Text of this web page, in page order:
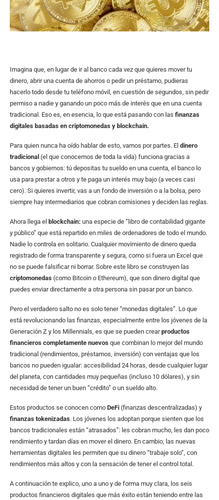
Imagina que, en lugar de ir al banco cada vez que quieres mover tu
dinero, abrir una cuenta de ahorros o pedir un préstamo, pudieras
hacerlo todo desde tu teléfono móvil, en cuestión de segundos, sin pedir
permiso a nadie y ganando un poco más de interés que en una cuenta
tradicional. Eso es, en esencia, lo que está pasando con las finanzas
digitales basadas en criptomonedas y blockchain.
Para quien nunca ha oído hablar de esto, vamos por partes. El dinero
tradicional (el que conocemos de toda la vida) funciona gracias a
bancos y gobiernos: tú depositas tu sueldo en una cuenta, el banco lo
usa para prestar a otros y te paga un interés muy bajo (a veces casi
cero). Si quieres invertir, vas a un fondo de inversión o a la bolsa, pero
siempre hay intermediarios que cobran comisiones y deciden las reglas.
Ahora llega el blockchain: una especie de “libro de contabilidad gigante
y público” que está repartido en miles de ordenadores de todo el mundo.
Nadie lo controla en solitario. Cualquier movimiento de dinero queda
registrado de forma transparente y segura, como si fuera un Excel que
no se puede falsificar ni borrar. Sobre este libro se construyen las
criptomonedas (como Bitcoin o Ethereum), que son dinero digital que
puedes enviar directamente a otra persona sin pasar por un banco.
Pero el verdadero salto no es solo tener “monedas digitales”. Lo que
está revolucionando las finanzas, especialmente entre los jóvenes de la
Generación Z y los Millennials, es que se pueden crearproductos
financieros completamente nuevos que combinan lo mejor del mundo
tradicional (rendimientos, préstamos, inversión) con ventajas que los
bancos no pueden igualar: accesibilidad 24 horas, desde cualquier lugar
del planeta, con cantidades muy pequeñas (incluso 10 dólares), y sin
necesidad de tener un buen “crédito” o un sueldo alto.
Estos productos se conocen como DeFi (finanzas descentralizadas) y
finanzas tokenizadas. Los jóvenes los adoptan porque sienten que los
bancos tradicionales están “atrasados”: les cobran mucho, les dan poco
rendimiento y tardan días en mover el dinero. En cambio, las nuevas
herramientas digitales les permiten que su dinero “trabaje solo”, con
rendimientos más altos y con la sensación de tener el control total.
A continuación te explico, uno a uno y de forma muy clara, los seis
productos financieros digitales que más éxito están teniendo entre las